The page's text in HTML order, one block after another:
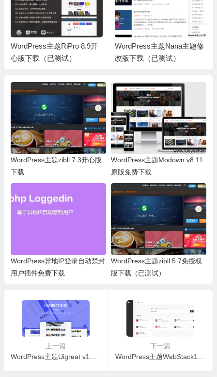
WordPress主题RiPro 8.9开
心版下载（已测试）
WordPress主题Nana主题修
改版下载（已测试）
WordPress主题zibll 7.3开心版
下载
WordPress主题Modown v8.11
原版免费下载
WordPress异地IP登录自动禁封
用户插件免费下载
WordPress主题zibll 5.7免授权
版下载（已测试）
上一篇
下一篇